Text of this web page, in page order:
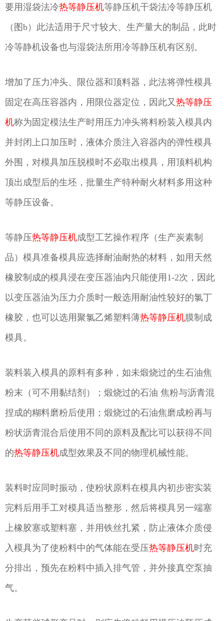
要用湿袋法冷热等静压机等静压机干袋法冷等静压机
（图b）此法适用于尺寸较大、生产量大的制品，此时
冷等静机设备也与湿袋法所用冷等静压机有区别。
增加了压力冲头、限位器和顶料器，此法将弹性模具
固定在高压容器内，用限位器定位，因此又 热等静压
机称为固定模法生产时用压力冲头将料粉装入模具内
并封闭上口加压时，液体介质注入容器内的弹性模具
外围，对模具加压脱模时不必取出模具，用顶料机构
顶出成型后的生坯，批量生产特种耐火材料多用这种
等静压设备。
等静压热等静压机成型工艺操作程序（生产炭素制
品）模具准备模具应选择耐油耐热的材料，如用天然
橡胶制成的模具浸在变压器油内只能使用1-2次，因此
以变压器油为压力介质时一般选用耐油性较好的氯丁
橡胶，也可以选用聚氯乙烯塑料薄热等静压机膜制成
模具。
装料装入模具的原料有多种，如未煅烧过的生石油焦
粉末（可不用黏结剂）；煅烧过的石油 焦粉与沥青混
捏成的糊料磨粉后使用；煅烧过的石油焦磨成粉再与
粉状沥青混合后使用不同的原料及配比可以获得不同
的热等静压机成型效果及不同的物理机械性能。
装料时应同时振动，使粉状原料在模具内初步密实装
完料后用手工对模具适当整形，然后将模具另一端塞
上橡胶塞或塑料塞，并用铁丝扎紧，防止液体介质侵
入模具为了使粉料中的气体能在受压热等静压机时充
分排出，预先在粉料中插入排气管，并外接真空泵抽
气。